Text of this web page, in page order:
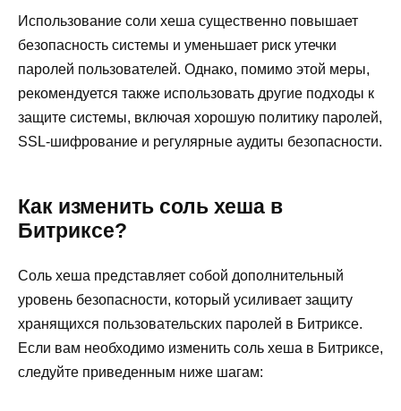
Использование соли хеша существенно повышает
безопасность системы и уменьшает риск утечки
паролей пользователей. Однако, помимо этой меры,
рекомендуется также использовать другие подходы к
защите системы, включая хорошую политику паролей,
SSL-шифрование и регулярные аудиты безопасности.
Как изменить соль хеша в
Битриксе?
Соль хеша представляет собой дополнительный
уровень безопасности, который усиливает защиту
хранящихся пользовательских паролей в Битриксе.
Если вам необходимо изменить соль хеша в Битриксе,
следуйте приведенным ниже шагам: